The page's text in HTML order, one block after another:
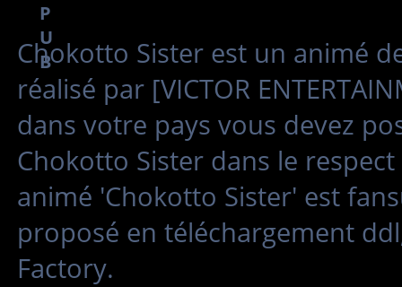
P
U
B
Chokotto Sister est un animé
réalisé par [VICTOR
dans votre pays vous devez
Chokotto Sister dans le
animé 'Chokotto Sister' est
proposé en téléchargement
Factory.